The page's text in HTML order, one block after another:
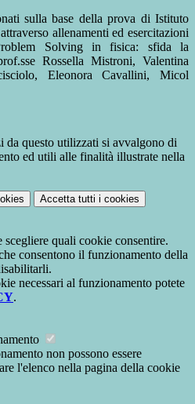
sulla base della prova di Istituto
allenamenti ed esercitazioni
Solving in fisica: sfida la
Rossella Mistroni, Valentina
Eleonora Cavallini, Micol
da questo utilizzati si avvalgono di
ed utili alle finalità illustrate nella
Accetta tutti i cookies
scegliere quali cookie consentire.
consentono il funzionamento della
necessari al funzionamento potete
.
non possono essere
l'elenco nella pagina della cookie